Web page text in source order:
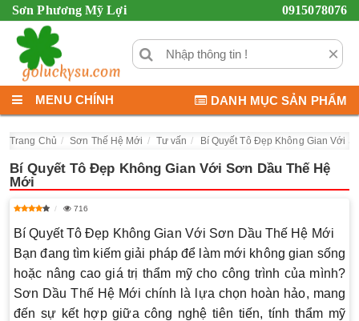
Sơn Phương Mỹ Lợi 0915078076
×
MENU CHÍNH DANH MỤC SẢN PHẨM
Trang Chủ Sơn Thế Hệ Mới Tư vấn Bí Quyết Tô Đẹp Không Gian Với
Bí Quyết Tô Đẹp Không Gian Với Sơn Dầu Thế Hệ
Mới
716
Bí Quyết Tô Đẹp Không Gian Với Sơn Dầu Thế Hệ Mới
Bạn đang tìm kiếm giải pháp để làm mới không gian sống
hoặc nâng cao giá trị thẩm mỹ cho công trình của mình?
Sơn Dầu Thế Hệ Mới chính là lựa chọn hoàn hảo, mang
đến sự kết hợp giữa công nghệ tiên tiến, tính thẩm mỹ